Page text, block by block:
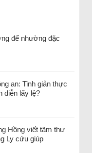
để nhường đặc
an: Tinh giản thực
diễn lấy lệ?
Hồng viết tâm thư
Ly cứu giúp